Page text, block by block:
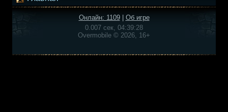
Онлайн: 1109| Об игре
0.007 сек, 04:39:28
Overmobile © 2026, 16+